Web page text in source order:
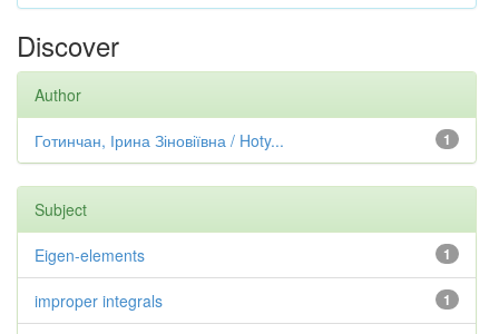
Discover
Author
1
Готинчан, Ірина Зіновіївна / Hoty...
Subject
1
Eigen-elements
1
improper integrals